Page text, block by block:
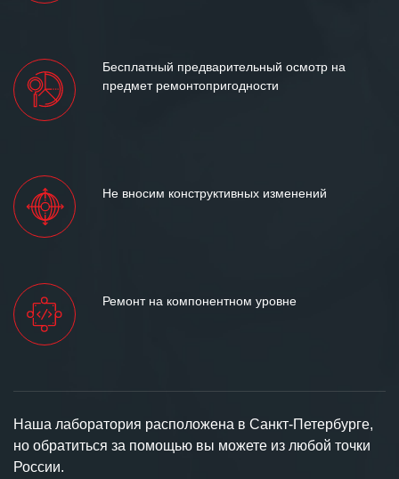
Бесплатный предварительный осмотр на
предмет ремонтопригодности
Не вносим конструктивных изменений
Ремонт на компонентном уровне
Наша лаборатория расположена в Санкт-Петербурге,
но обратиться за помощью вы можете из любой точки
России.